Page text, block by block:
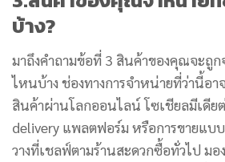
บ้าง?
มาถึงคำถามข้อที่ 3 สินค้าของคุณจะถู
ไหนบ้าง ช่องทางการจำหน่ายที่ว่านี้อา
สินค้าผ่านโลกออนไลน์ โซเชียลมีเดีย
delivery แพลตฟอร์ม หรือการขายแบ
วางที่เชลฟ์ตามร้านสะดวกซื้อทั่วไป ม